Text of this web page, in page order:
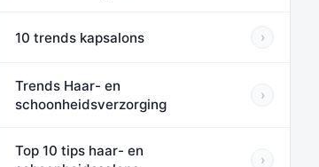
⬛⬛⬛
⬛⬛⬛
10 trends kapsalons ›
Trends Haar- en
schoonheidsverzorging
›
Top 10 tips haar- en
›